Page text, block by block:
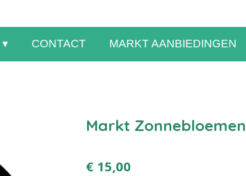
CONTACT MARKT AANBIEDINGEN
Markt Zonnebloemen
€ 15,00